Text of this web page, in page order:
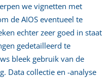
we vignetten met
de AIOS eventueel te
echter zeer goed in staat
gedetailleerd te
bleek gebruik van de
Data collectie en -analyse